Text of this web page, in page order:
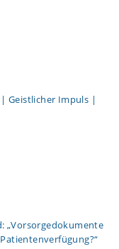
Geistlicher Impuls |
„Vorsorgedokumente